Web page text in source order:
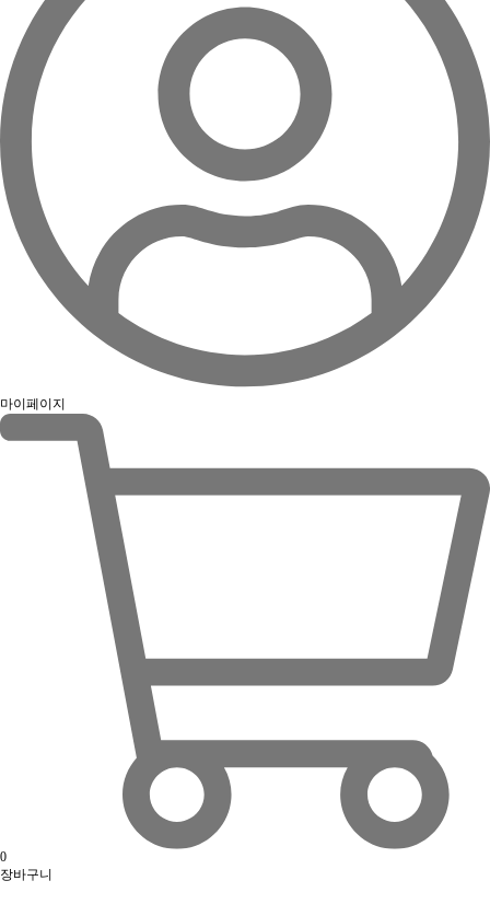
마이페이지
0
장바구니